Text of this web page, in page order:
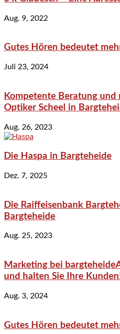
Aug. 9, 2022
Gutes Hören bedeutet
Juli 23, 2024
Kompetente Beratung und
Optiker Scheel in
Aug. 26, 2023
Die Haspa in Bargteheide
Dez. 7, 2025
Die Raiffeisenbank
Bargteheide
Aug. 25, 2023
Marketing bei
und halten Sie Ihre
Aug. 3, 2024
Gutes Hören bedeutet